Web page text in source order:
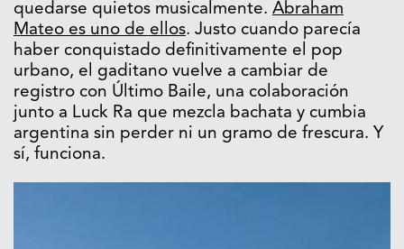
quedarse quietos musicalmente. Abraham
Mateo es uno de ellos. Justo cuando parecía
haber conquistado definitivamente el pop
urbano, el gaditano vuelve a cambiar de
registro con Último Baile, una colaboración
junto a Luck Ra que mezcla bachata y cumbia
argentina sin perder ni un gramo de frescura. Y
sí, funciona.